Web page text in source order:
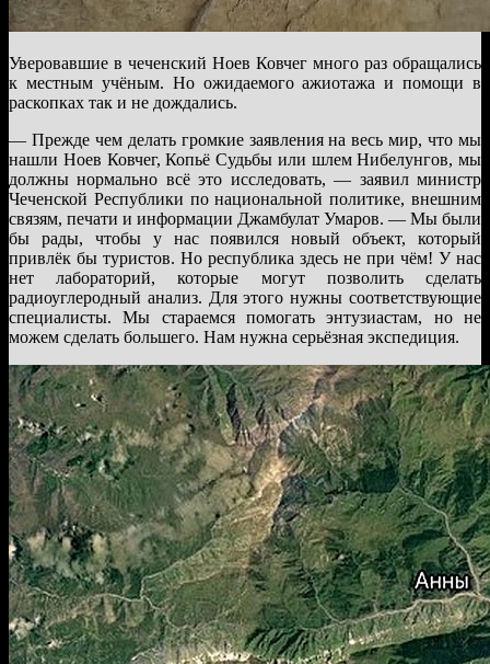
Уверовавшие в чеченский Ноев Ковчег много раз обращались
к местным учёным. Но ожидаемого ажиотажа и помощи в
раскопках так и не дождались.
— Прежде чем делать громкие заявления на весь мир, что мы
нашли Ноев Ковчег, Копьё Судьбы или шлем Нибелунгов, мы
должны нормально всё это исследовать, — заявил министр
Чеченской Республики по национальной политике, внешним
связям, печати и информации Джамбулат Умаров. — Мы были
бы рады, чтобы у нас появился новый объект, который
привлёк бы туристов. Но республика здесь не при чём! У нас
нет лабораторий, которые могут позволить сделать
радиоуглеродный анализ. Для этого нужны соответствующие
специалисты. Мы стараемся помогать энтузиастам, но не
можем сделать большего. Нам нужна серьёзная экспедиция.